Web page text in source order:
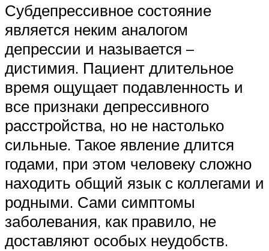
Субдепрессивное состояние
является неким аналогом
депрессии и называется –
дистимия. Пациент длительное
время ощущает подавленность и
все признаки депрессивного
расстройства, но не настолько
сильные. Такое явление длится
годами, при этом человеку сложно
находить общий язык с коллегами и
родными. Сами симптомы
заболевания, как правило, не
доставляют особых неудобств.